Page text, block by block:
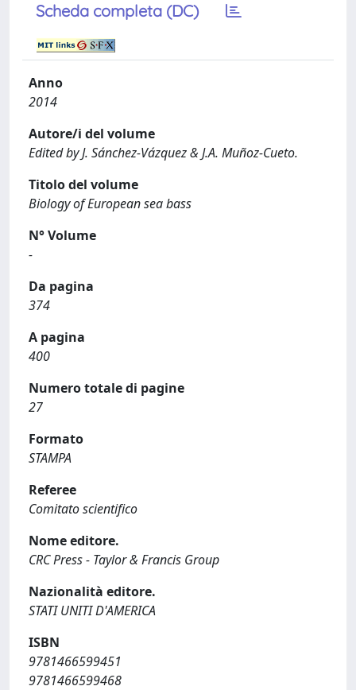
Scheda completa (DC)
Anno
2014
Autore/i del volume
Edited by J. Sánchez-Vázquez & J.A. Muñoz-Cueto.
Titolo del volume
Biology of European sea bass
N° Volume
-
Da pagina
374
A pagina
400
Numero totale di pagine
27
Formato
STAMPA
Referee
Comitato scientifico
Nome editore.
CRC Press - Taylor & Francis Group
Nazionalità editore.
STATI UNITI D'AMERICA
ISBN
9781466599451
9781466599468